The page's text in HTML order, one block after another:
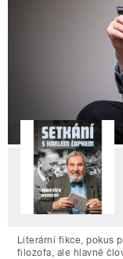
Literární fikce, pokus
filozofa, ale hlavně